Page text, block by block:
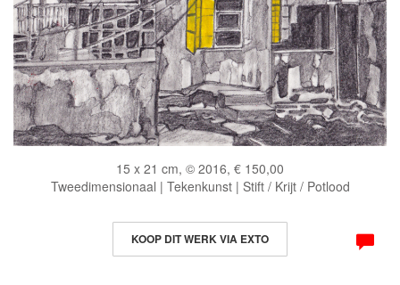
15 x 21 cm, © 2016, € 150,00
Tweedimensionaal | Tekenkunst | Stift / Krijt / Potlood
KOOP DIT WERK VIA EXTO